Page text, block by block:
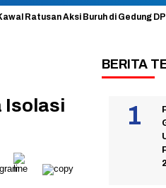
Aksi Buruh di Gedung DPRD
Isolasi
BERITA